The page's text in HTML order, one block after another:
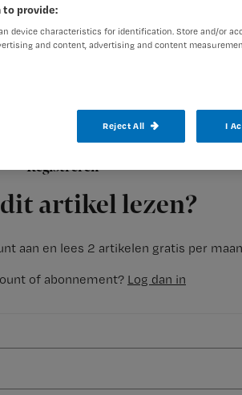
Registreren
artikel lezen?
aan en lees 2 artikelen gratis per
of abonnement? Log dan in
met dekschalen en
promotieonderzoek
to provide:
device characteristics for identification. Store and/or
and content, advertising and content
Reject All I